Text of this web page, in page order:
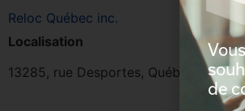
Reloc Québec inc.
Localisation
13285, rue Desportes, Québec,
de